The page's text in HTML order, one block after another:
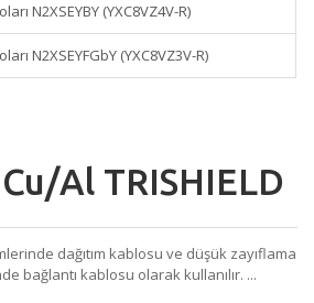
N2XSEYBY (YXC8VZ4V-R)
N2XSEYFGbY (YXC8VZ3V-R)
Al TRISHIELD
dağıtım kablosu ve düşük zayıflama
bağlantı kablosu olarak kullanılır. ...